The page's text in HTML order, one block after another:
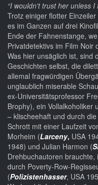
“I wouldn't trust her unless
Trotz einiger flotter
es im Ganzen auf drei
Ende der Fahnenstange,
Privatdetektivs im Film
Was hier unsäglich ist, sind
Geschichten selbst, die
allemal fragwürdigen
unglaublich miserable
ex-Universitätsprofessor
Brophy), ein Vollalkoholiker
– klischeehaft und durch
Schrott mit einer Laufzeit
Morheim (Larceny, USA
1948) und Julian Harmon (
Drehbuchautoren
durch Poverty-Row-
(Polizistenhasser, USA